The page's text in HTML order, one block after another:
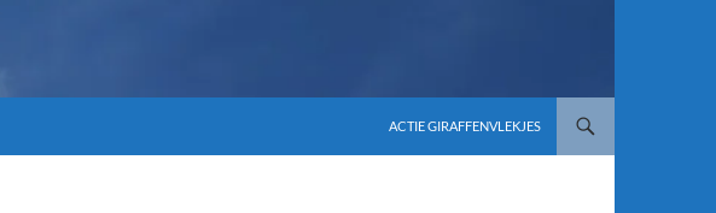
ACTIE GIRAFFENVLEKJES